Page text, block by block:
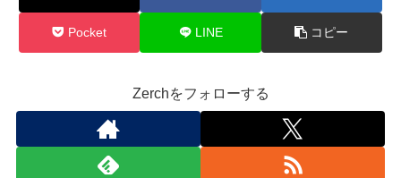
Pocket LINE コピー
Zerchをフォローする